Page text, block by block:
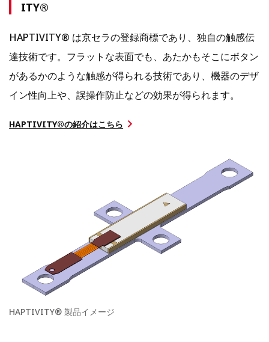
ITY®
HAPTIVITY® 製品イメージ
HAPTIVITY® は京セラの登録商標であり、独自の触感伝
達技術です。フラットな表面でも、あたかもそこにボタン
があるかのような触感が得られる技術であり、機器のデザ
イン性向上や、誤操作防止などの効果が得られます。
HAPTIVITY®の紹介はこちら